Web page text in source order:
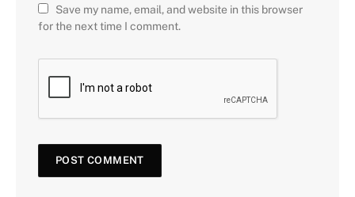
Save my name, email, and website in this browser
for the next time I comment.